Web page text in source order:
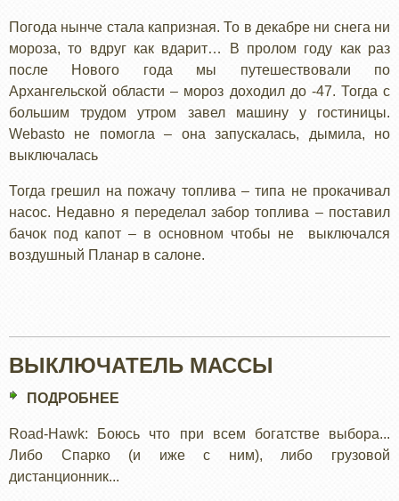
WEBASTO
TERMO
TOP
C
Погода нынче стала капризная. То в декабре ни снега ни
мороза, то вдруг как вдарит… В пролом году как раз
после Нового года мы путешествовали по
Архангельской области – мороз доходил до -47. Тогда с
большим трудом утром завел машину у гостиницы.
Webasto не помогла – она запускалась, дымила, но
выключалась
Тогда грешил на пожачу топлива – типа не прокачивал
насос. Недавно я переделал забор топлива – поставил
бачок под капот – в основном чтобы не выключался
воздушный Планар в салоне.
ВЫКЛЮЧАТЕЛЬ МАССЫ
ПОДРОБНЕЕ
МАССЫ
Road-Hawk: Боюсь что при всем богатстве выбора...
Либо Спарко (и иже с ним), либо грузовой
дистанционник...